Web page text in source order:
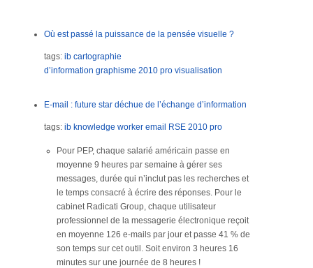
Où est passé la puissance de la pensée visuelle ?
tags: ib cartographie
d’information graphisme 2010 pro visualisation
E-mail : future star déchue de l’échange d’information
tags: ib knowledge worker email RSE 2010 pro
Pour PEP, chaque salarié américain passe en
moyenne 9 heures par semaine à gérer ses
messages, durée qui n’inclut pas les recherches et
le temps consacré à écrire des réponses. Pour le
cabinet Radicati Group, chaque utilisateur
professionnel de la messagerie électronique reçoit
en moyenne 126 e-mails par jour et passe 41 % de
son temps sur cet outil. Soit environ 3 heures 16
minutes sur une journée de 8 heures !